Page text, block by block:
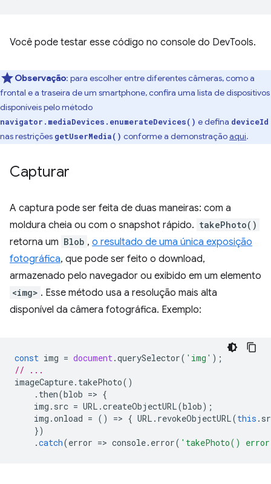
Você pode testar esse código no console do DevTools.
Observação: para escolher entre diferentes câmeras, como a
frontal e a traseira de um smartphone, confira uma lista de dispositivos
disponíveis pelo método
navigator.mediaDevices.enumerateDevices() e defina deviceId
nas restrições getUserMedia() conforme a demonstraçãoaqui.
Capturar
A captura pode ser feita de duas maneiras: com a
moldura cheia ou com o snapshot rápido. takePhoto()
retorna um Blob , o resultado de uma única exposição
fotográfica, que pode ser feito o download,
armazenado pelo navegador ou exibido em um elemento
<img> . Esse método usa a resolução mais alta
disponível da câmera fotográfica. Exemplo:
const img = document.querySelector( 'img' );
// ...
imageCapture. takePhoto()
. then(blob => {
img . src = URL .createObjectURL(blob);
img .onload = () => { URL . revokeObjectURL(this .
})
.catch(error => console. error( 'takePhoto()